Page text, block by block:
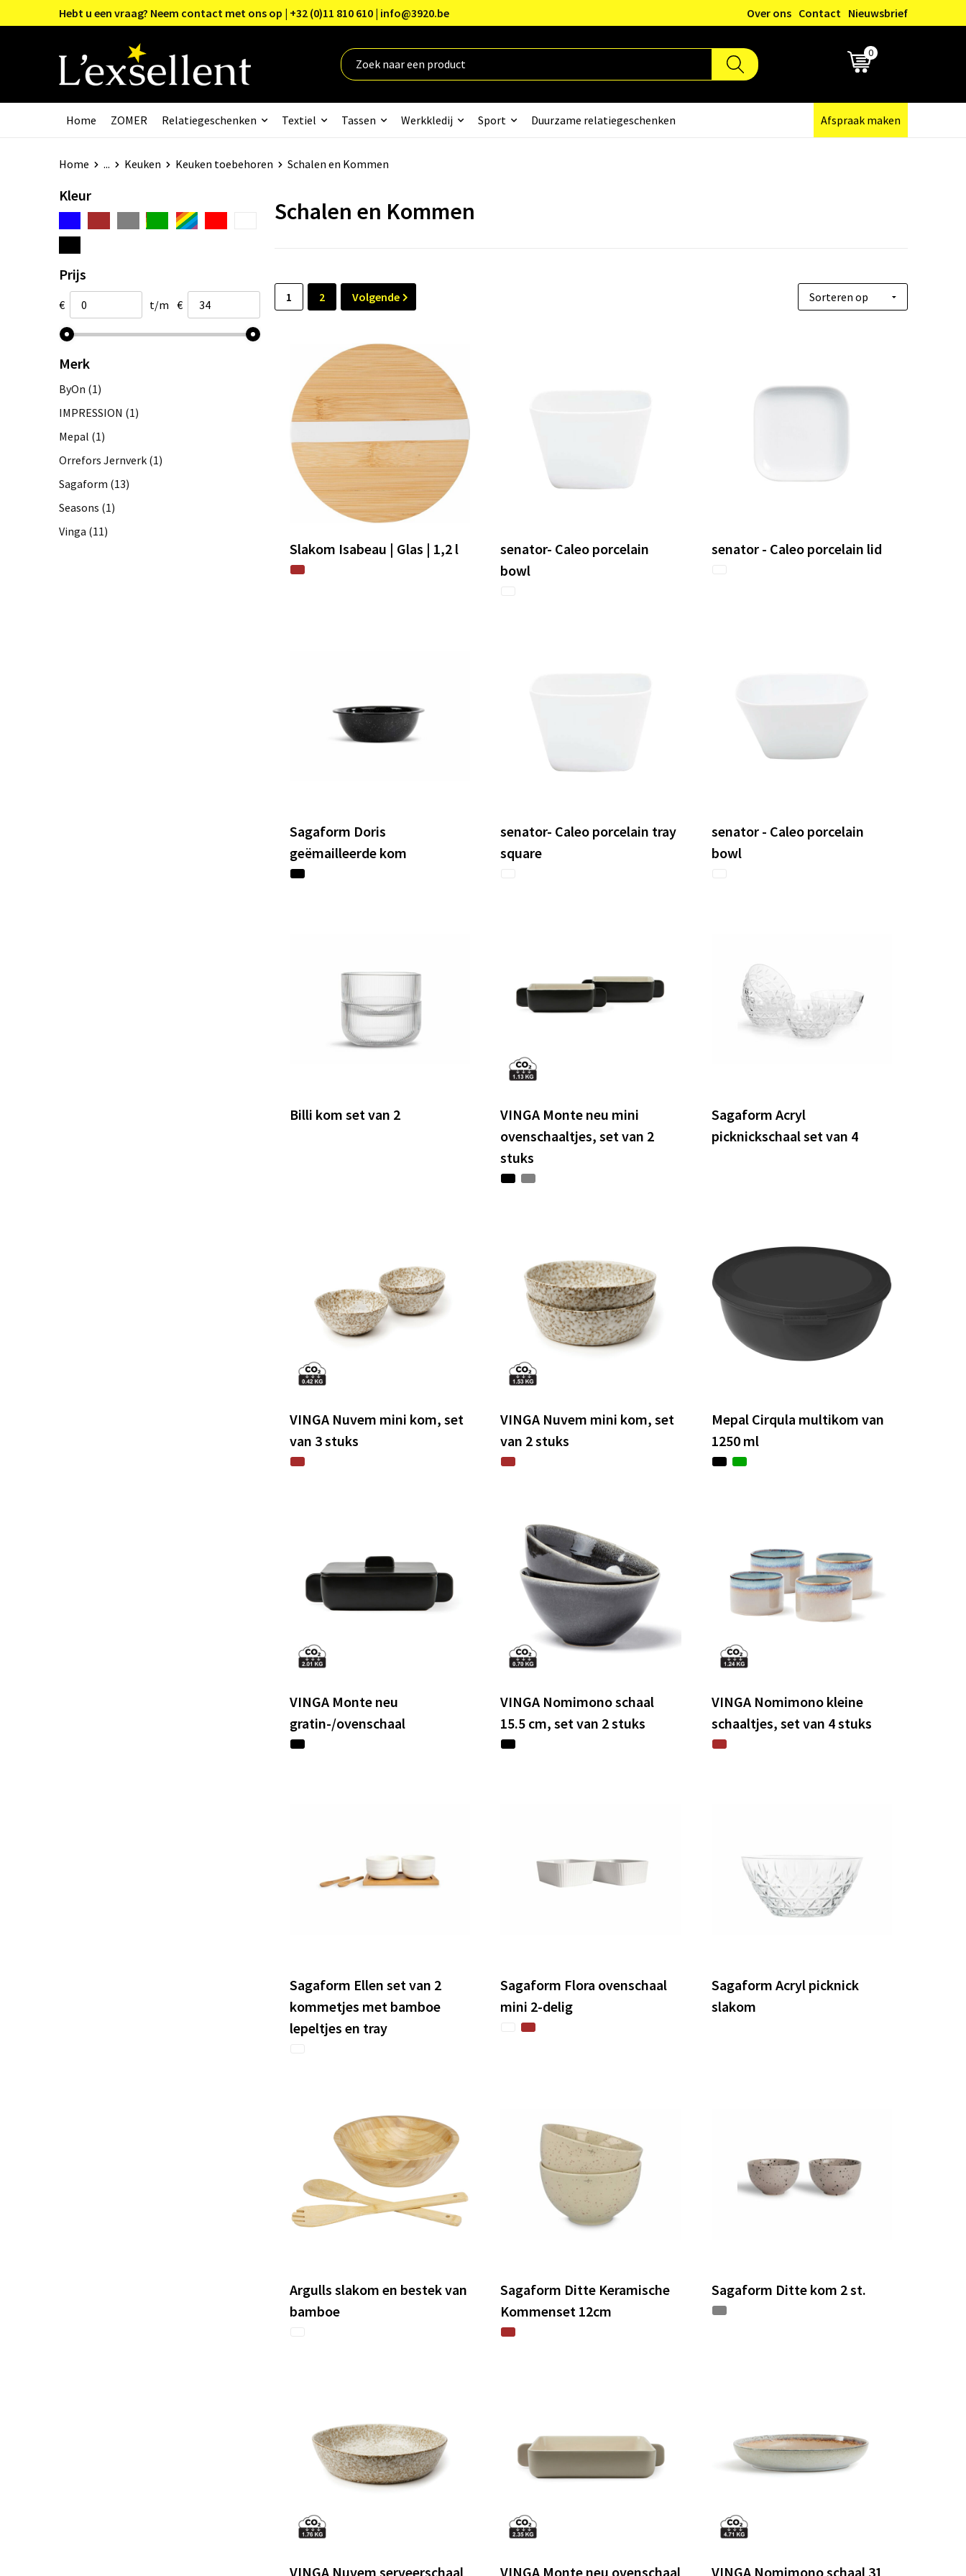
Hebt u een vraag? Neem contact met ons op | +32 (0)11 810 610 | info@3920.be Over ons Contact Nieuwsbrief
0
Home ZOMER Relatiegeschenken Textiel Tassen Werkkledij Sport Duurzame relatiegeschenken Afspraak maken
Home ... Keuken Keuken toebehoren Schalen en Kommen
Kleur
Prijs
€ t/m €
Merk
ByOn (1)
IMPRESSION (1)
Mepal (1)
Orrefors Jernverk (1)
Sagaform (13)
Seasons (1)
Vinga (11)
Schalen en Kommen
1 2 Volgende
Slakom Isabeau | Glas | 1,2 l
senator- Caleo porcelain
bowl
senator - Caleo porcelain lid
Sagaform Doris
geëmailleerde kom
senator- Caleo porcelain tray
square
senator - Caleo porcelain
bowl
Billi kom set van 2
VINGA Monte neu mini
ovenschaaltjes, set van 2
stuks
Sagaform Acryl
picknickschaal set van 4
VINGA Nuvem mini kom, set
van 3 stuks
VINGA Nuvem mini kom, set
van 2 stuks
Mepal Cirqula multikom van
1250 ml
VINGA Monte neu
gratin-/ovenschaal
VINGA Nomimono schaal
15.5 cm, set van 2 stuks
VINGA Nomimono kleine
schaaltjes, set van 4 stuks
Sagaform Ellen set van 2
kommetjes met bamboe
lepeltjes en tray
Sagaform Flora ovenschaal
mini 2-delig
Sagaform Acryl picknick
slakom
Argulls slakom en bestek van
bamboe
Sagaform Ditte Keramische
Kommenset 12cm
Sagaform Ditte kom 2 st.
VINGA Nuvem serveerschaal VINGA Monte neu ovenschaal VINGA Nomimono schaal 31